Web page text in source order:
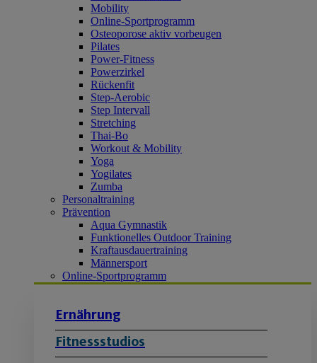
Mobility
Online-Sportprogramm
Osteoporose aktiv vorbeugen
Pilates
Power-Fitness
Powerzirkel
Rückenfit
Step-Aerobic
Step Intervall
Stretching
Thai-Bo
Workout & Mobility
Yoga
Yogilates
Zumba
Personaltraining
Prävention
Aqua Gymnastik
Funktionelles Outdoor Training
Kraftausdauertraining
Männersport
Online-Sportprogramm
Ernährung
Fitnessstudios